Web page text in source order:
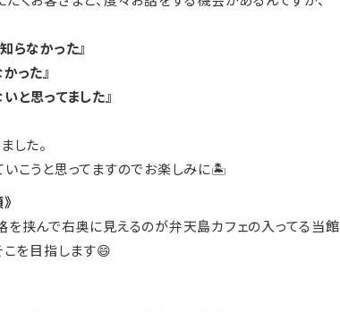
らなかった』
った』
と思ってました』
した。
こうと思ってますのでお楽しみに🏝
挟んで右奥に見えるのが弁天島カフェの入ってる当館
こを目指します😄